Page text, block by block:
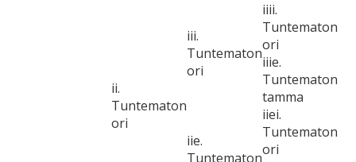
ii.
Tuntematon
ori
iii.
Tuntematon
ori
iiii.
Tuntematon
ori
iiie.
Tuntematon
tamma
iie.
Tuntematon
iiei.
Tuntematon
ori